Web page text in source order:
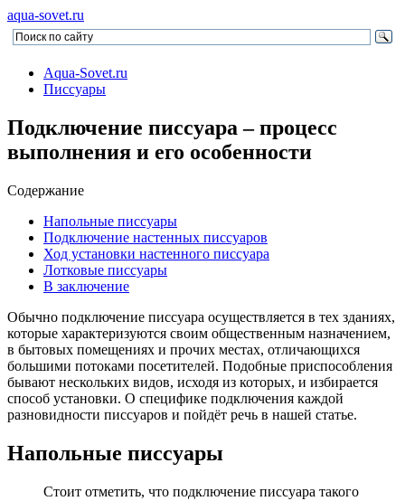
aqua-sovet.ru
Aqua-Sovet.ru
Писсуары
Подключение писсуара – процесс
выполнения и его особенности
Содержание
Напольные писсуары
Подключение настенных писсуаров
Ход установки настенного писсуара
Лотковые писсуары
В заключение
Обычно подключение писсуара осуществляется в тех зданиях,
которые характеризуются своим общественным назначением,
в бытовых помещениях и прочих местах, отличающихся
большими потоками посетителей. Подобные приспособления
бывают нескольких видов, исходя из которых, и избирается
способ установки. О специфике подключения каждой
разновидности писсуаров и пойдёт речь в нашей статье.
Напольные писсуары
Стоит отметить, что подключение писсуара такого